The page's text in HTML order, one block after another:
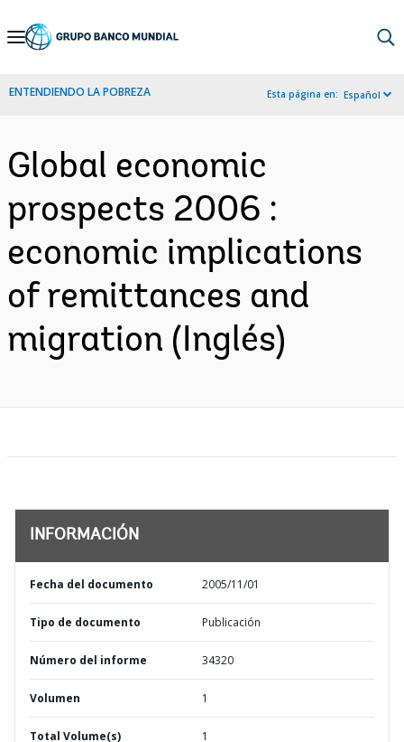
Skip
Navigation
ENTENDIENDO LA POBREZA Esta página en: Español
Global economic
prospects 2006 :
economic implications
of remittances and
migration (Inglés)
INFORMACIÓN
Fecha del documento 2005/11/01
Tipo de documento Publicación
Número del informe 34320
Volumen 1
Total Volume(s) 1